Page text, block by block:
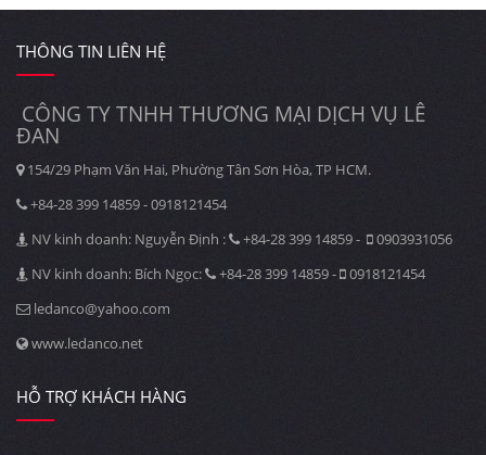
THÔNG TIN LIÊN HỆ
CÔNG TY TNHH THƯƠNG MẠI DỊCH VỤ LÊ
ĐAN
154/29 Phạm Văn Hai, Phường Tân Sơn Hòa, TP HCM.
+84-28 399 14859 - 0918121454
NV kinh doanh: Nguyễn Định :
+84-28 399 14859 -
0903931056
NV kinh doanh: Bích Ngọc:
+84-28 399 14859 -
0918121454
ledanco@yahoo.com
www.ledanco.net
HỖ TRỢ KHÁCH HÀNG